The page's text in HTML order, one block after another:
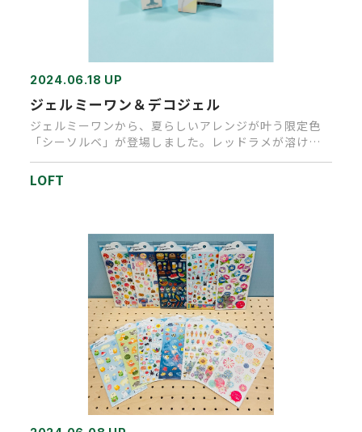
2024.06.18 UP
ジェルミーワン＆デコジェル
ジェルミーワンから、夏らしいアレンジが叶う限定色
「シーソルベ」が登場しました。レッドラメが溶け込
んだ涼しげなブルーカラー…
LOFT